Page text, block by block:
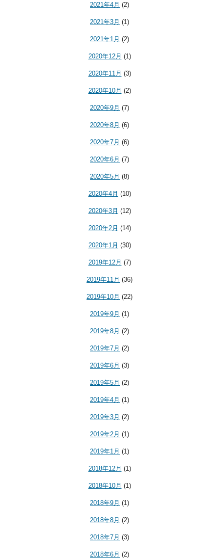
2021年4月 (2)
2021年3月 (1)
2021年1月 (2)
2020年12月 (1)
2020年11月 (3)
2020年10月 (2)
2020年9月 (7)
2020年8月 (6)
2020年7月 (6)
2020年6月 (7)
2020年5月 (8)
2020年4月 (10)
2020年3月 (12)
2020年2月 (14)
2020年1月 (30)
2019年12月 (7)
2019年11月 (36)
2019年10月 (22)
2019年9月 (1)
2019年8月 (2)
2019年7月 (2)
2019年6月 (3)
2019年5月 (2)
2019年4月 (1)
2019年3月 (2)
2019年2月 (1)
2019年1月 (1)
2018年12月 (1)
2018年10月 (1)
2018年9月 (1)
2018年8月 (2)
2018年7月 (3)
2018年6月 (2)